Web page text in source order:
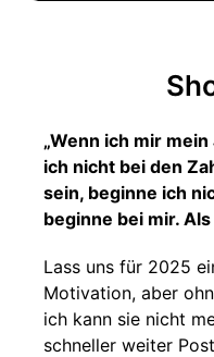
„Wenn ich mir
ich nicht bei den
sein, beginne ich
beginne bei mir.
Lass uns für 2025
Motivation, aber
ich kann sie nicht
schneller weiter